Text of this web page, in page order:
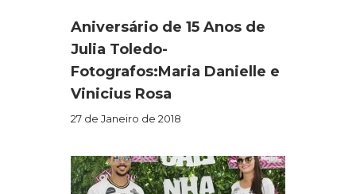
Aniversário de 15 Anos de
Julia Toledo-
Fotografos:Maria Danielle e
Vinicius Rosa
27 de Janeiro de 2018